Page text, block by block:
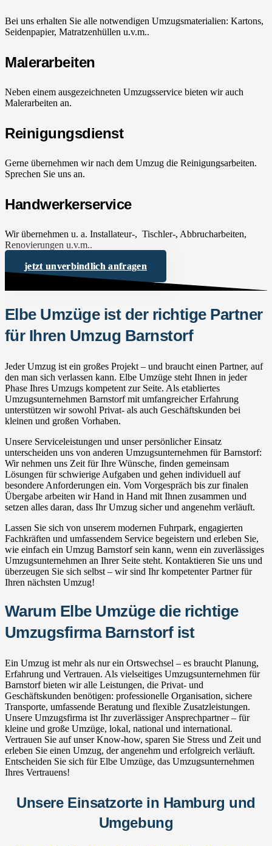
Bei uns erhalten Sie alle notwendigen Umzugsmaterialien: Kartons,
Seidenpapier, Matratzenhüllen u.v.m..
Malerarbeiten
Neben einem ausgezeichneten Umzugsservice bieten wir auch
Malerarbeiten an.
Reinigungsdienst
Gerne übernehmen wir nach dem Umzug die Reinigungsarbeiten.
Sprechen Sie uns an.
Handwerkerservice
Wir übernehmen u. a. Installateur-, Tischler-, Abbrucharbeiten,
Renovierungen u.v.m..
jetzt unverbindlich anfragen
Elbe Umzüge ist der richtige Partner
für Ihren Umzug Barnstorf
Jeder Umzug ist ein großes Projekt – und braucht einen Partner, auf
den man sich verlassen kann. Elbe Umzüge steht Ihnen in jeder
Phase Ihres Umzugs kompetent zur Seite. Als etabliertes
Umzugsunternehmen Barnstorf mit umfangreicher Erfahrung
unterstützen wir sowohl Privat- als auch Geschäftskunden bei
kleinen und großen Vorhaben.
Unsere Serviceleistungen und unser persönlicher Einsatz
unterscheiden uns von anderen Umzugsunternehmen für Barnstorf:
Wir nehmen uns Zeit für Ihre Wünsche, finden gemeinsam
Lösungen für schwierige Aufgaben und gehen individuell auf
besondere Anforderungen ein. Vom Vorgespräch bis zur finalen
Übergabe arbeiten wir Hand in Hand mit Ihnen zusammen und
setzen alles daran, dass Ihr Umzug sicher und angenehm verläuft.
Lassen Sie sich von unserem modernen Fuhrpark, engagierten
Fachkräften und umfassendem Service begeistern und erleben Sie,
wie einfach ein Umzug Barnstorf sein kann, wenn ein zuverlässiges
Umzugsunternehmen an Ihrer Seite steht. Kontaktieren Sie uns und
überzeugen Sie sich selbst – wir sind Ihr kompetenter Partner für
Ihren nächsten Umzug!
Warum Elbe Umzüge die richtige
Umzugsfirma Barnstorf ist
Ein Umzug ist mehr als nur ein Ortswechsel – es braucht Planung,
Erfahrung und Vertrauen. Als vielseitiges Umzugsunternehmen für
Barnstorf bieten wir alle Leistungen, die Privat- und
Geschäftskunden benötigen: professionelle Organisation, sichere
Transporte, umfassende Beratung und flexible Zusatzleistungen.
Unsere Umzugsfirma ist Ihr zuverlässiger Ansprechpartner – für
kleine und große Umzüge, lokal, national und international.
Vertrauen Sie auf unser Know-how, sparen Sie Stress und Zeit und
erleben Sie einen Umzug, der angenehm und erfolgreich verläuft.
Entscheiden Sie sich für Elbe Umzüge, das Umzugsunternehmen
Ihres Vertrauens!
Unsere Einsatzorte in Hamburg und
Umgebung